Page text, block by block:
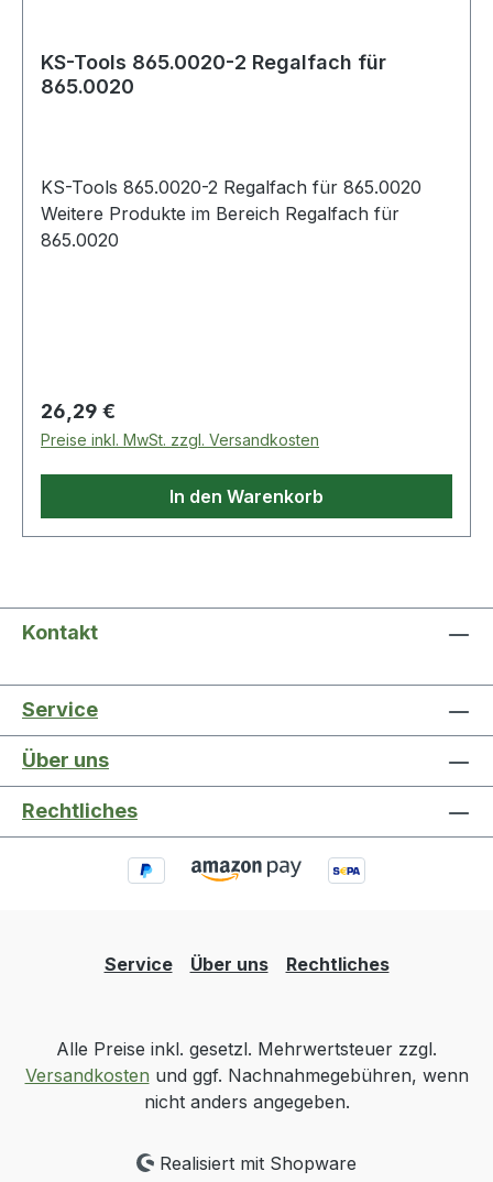
KS-Tools 865.0020-2 Regalfach für
865.0020
KS-Tools 865.0020-2 Regalfach für 865.0020
Weitere Produkte im Bereich Regalfach für
865.0020
Regulärer Preis:
26,29 €
Preise inkl. MwSt. zzgl. Versandkosten
In den Warenkorb
Kontakt
Service
Über uns
Rechtliches
Service Über uns Rechtliches
Alle Preise inkl. gesetzl. Mehrwertsteuer zzgl.
Versandkosten und ggf. Nachnahmegebühren, wenn
nicht anders angegeben.
Realisiert mit Shopware